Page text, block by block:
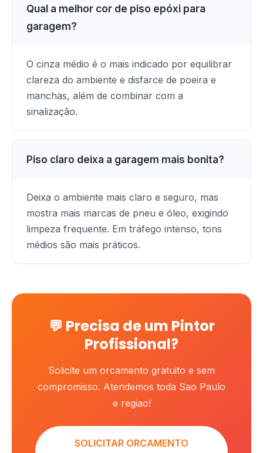
Qual a melhor cor de piso epóxi para
garagem?
O cinza médio é o mais indicado por equilibrar
clareza do ambiente e disfarce de poeira e
manchas, além de combinar com a
sinalização.
Piso claro deixa a garagem mais bonita?
Deixa o ambiente mais claro e seguro, mas
mostra mais marcas de pneu e óleo, exigindo
limpeza frequente. Em tráfego intenso, tons
médios são mais práticos.
💬 Precisa de um Pintor
Profissional?
Solicite um orcamento gratuito e sem
compromisso. Atendemos toda Sao Paulo
e regiao!
SOLICITAR ORCAMENTO